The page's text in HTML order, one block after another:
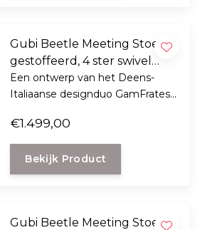
Gubi Beetle Meeting Stoel
gestoffeerd, 4 ster swivel
met wielen / gaslift
Een ontwerp van het Deens-
Italiaanse designduo GamFratesi
Chair is er voor uw thuiskantoor
of formele werkruimte.
€1.499,00
Bekijk Product
Gubi Beetle Meeting Stoel